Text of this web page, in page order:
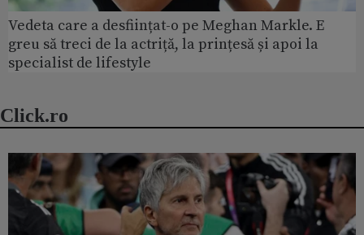
Vedeta care a desființat-o pe Meghan Markle. E
greu să treci de la actriță, la prințesă și apoi la
specialist de lifestyle
Click.ro